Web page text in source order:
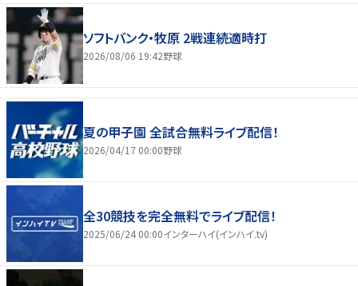
ソフトバンク・牧原 2戦連続適時打
2026/08/06 19:42野球
夏の甲子園 全試合無料ライブ配信！
2026/04/17 00:00野球
全30競技を完全無料でライブ配信！
2025/06/24 00:00インターハイ(インハイ.tv)